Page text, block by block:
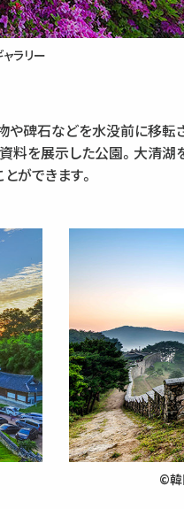
ラリー
や碑石などを水没前に移転
料を展示した公園。大清湖
ができます。
©韓